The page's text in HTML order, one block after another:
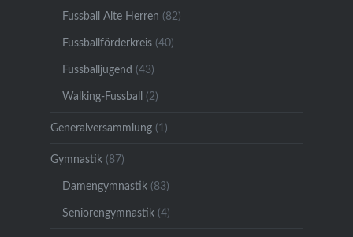
Fussball Alte Herren (82)
Fussballförderkreis(40)
Fussballjugend (43)
Walking-Fussball (2)
Generalversammlung(1)
Gymnastik(87)
Damengymnastik(83)
Seniorengymnastik(4)